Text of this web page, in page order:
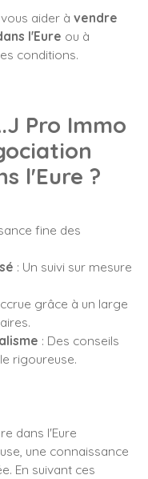
aider à vendre
l'Eure ou à
conditions.
Pro Immo
l'Eure ?
fine des
: Un suivi sur mesure
grâce à un large
: Des conseils
rigoureuse.
dans l'Eure
une connaissance
En suivant ces